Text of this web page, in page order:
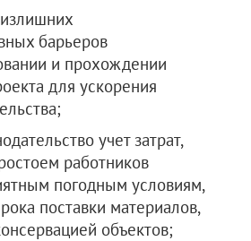
барьеров
и прохождении
для ускорения
учет затрат,
работников
погодным условиям,
поставки материалов,
объектов;